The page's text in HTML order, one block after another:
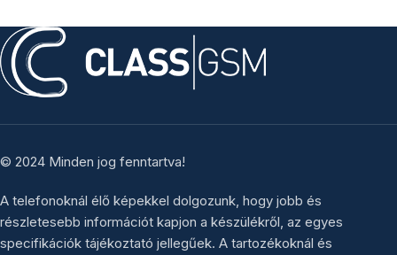
© 2024 Minden jog fenntartva!
A telefonoknál élő képekkel dolgozunk, hogy jobb és
részletesebb információt kapjon a készülékről, az egyes
specifikációk tájékoztató jellegűek. A tartozékoknál és